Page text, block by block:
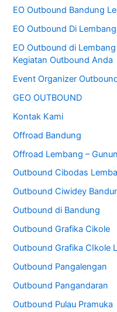
k
:
EO Outbound Bandung
EO Outbound Di Lembang
EO Outbound di
Kegiatan Outbound Anda
Event Organizer
GEO OUTBOUND
Kontak Kami
Offroad Bandung
Offroad Lembang –
Outbound Cibodas
Outbound Ciwidey
Outbound di Bandung
Outbound Grafika Cikole
Outbound Grafika CIkole
Outbound Pangalengan
Outbound Pangandaran
Outbound Pulau Pramuka